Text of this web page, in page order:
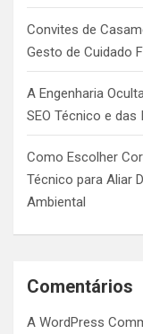
Convites de
Gesto de Cuidado
A Engenharia
SEO Técnico e das
Como Escolher
Técnico para Aliar
Ambiental
Comentários
A WordPress